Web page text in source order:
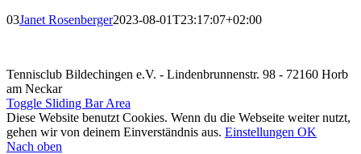
03Janet Rosenberger2023-08-01T23:17:07+02:00
Tennisclub Bildechingen e.V. - Lindenbrunnenstr. 98 - 72160 Horb
am Neckar
Toggle Sliding Bar Area
Diese Website benutzt Cookies. Wenn du die Webseite weiter nutzt,
gehen wir von deinem Einverständnis aus. Einstellungen OK
Nach oben